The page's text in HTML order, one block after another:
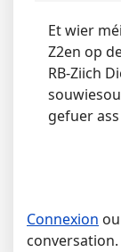
Et wier
Z2en op
RB-Ziich
gefuer
Connexion ou
conversation.